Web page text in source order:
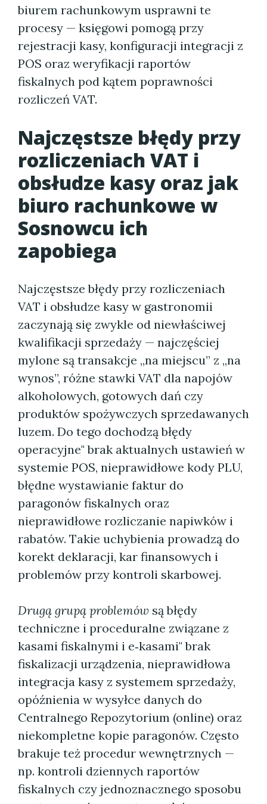
biurem rachunkowym usprawni te
procesy — księgowi pomogą przy
rejestracji kasy, konfiguracji integracji z
POS oraz weryfikacji raportów
fiskalnych pod kątem poprawności
rozliczeń VAT.
Najczęstsze błędy przy
rozliczeniach VAT i
obsłudze kasy oraz jak
biuro rachunkowe w
Sosnowcu ich
zapobiega
Najczęstsze błędy przy rozliczeniach
VAT i obsłudze kasy w gastronomii
zaczynają się zwykle od niewłaściwej
kwalifikacji sprzedaży — najczęściej
mylone są transakcje „na miejscu” z „na
wynos”, różne stawki VAT dla napojów
alkoholowych, gotowych dań czy
produktów spożywczych sprzedawanych
luzem. Do tego dochodzą błędy
operacyjne" brak aktualnych ustawień w
systemie POS, nieprawidłowe kody PLU,
błędne wystawianie faktur do
paragonów fiskalnych oraz
nieprawidłowe rozliczanie napiwków i
rabatów. Takie uchybienia prowadzą do
korekt deklaracji, kar finansowych i
problemów przy kontroli skarbowej.
Drugą grupą problemów są błędy
techniczne i proceduralne związane z
kasami fiskalnymi i e‑kasami" brak
fiskalizacji urządzenia, nieprawidłowa
integracja kasy z systemem sprzedaży,
opóźnienia w wysyłce danych do
Centralnego Repozytorium (online) oraz
niekompletne kopie paragonów. Często
brakuje też procedur wewnętrznych —
np. kontroli dziennych raportów
fiskalnych czy jednoznacznego sposobu